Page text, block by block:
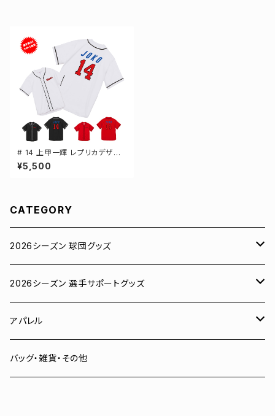
# 14 上甲一輝 レプリカデザイ
ン 3カラー 選手還元 ベースボ
ールシャツ S-XXLサイズ 5982
¥5,500
CATEGORY
2026シーズン 球団グッズ
ユニフォーム
Tシャツ
スウェット
2026シーズン 選手サポートグッズ
# 00 蓮
# 0 岡田竜汰
アパレル
スウェット・パーカー
バッグ・雑貨・その他